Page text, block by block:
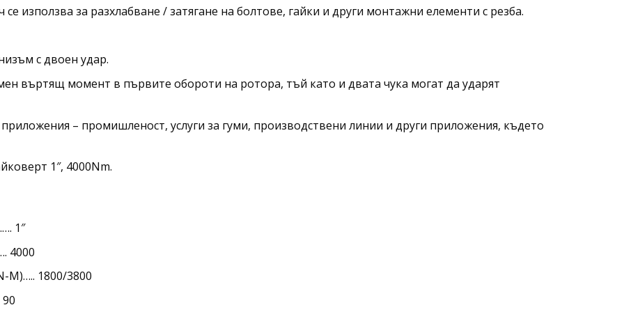
използва за разхлабване / затягане на болтове, гайки и други монтажни елементи с резба.
с двоен удар.
въртящ момент в първите обороти на ротора, тъй като и двата чука могат да ударят
– промишленост, услуги за гуми, производствени линии и други приложения, където
1″, 4000Nm.
1″
4000
M)….. 1800/3800